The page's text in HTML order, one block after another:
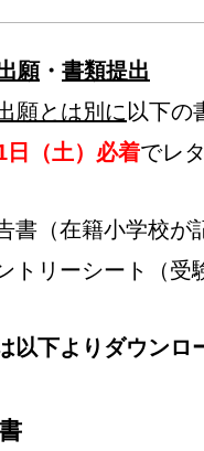
願・ 書類提出
願とは別に 以下の
日（土）必着でレ
書（在籍小学校が
トリーシート（受
以下よりダウンロ